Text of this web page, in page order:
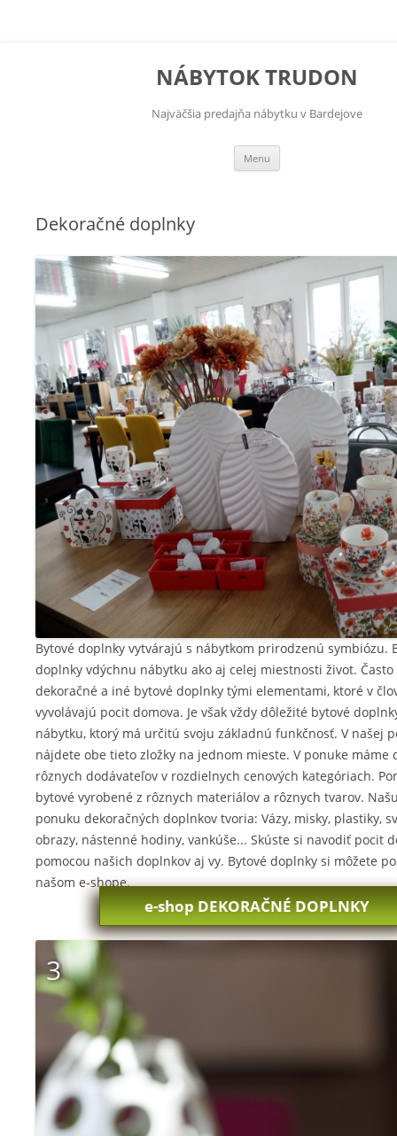
NÁBYTOK TRUDON
Najväčšia predajňa nábytku v Bardejove
Menu
Dekoračné doplnky
Bytové doplnky vytvárajú s nábytkom prirodzenú symbiózu.
doplnky vdýchnu nábytku ako aj celej miestnosti život.
dekoračné a iné bytové doplnky tými elementami, ktoré v
vyvolávajú pocit domova. Je však vždy dôležité bytové
nábytku, ktorý má určitú svoju základnú funkčnosť. V našej
nájdete obe tieto zložky na jednom mieste. V ponuke máme
rôznych dodávateľov v rozdielnych cenových kategóriach.
bytové vyrobené z rôznych materiálov a rôznych tvarov.
ponuku dekoračných doplnkov tvoria: Vázy, misky, plastiky,
obrazy, nástenné hodiny, vankúše... Skúste si navodiť pocit
pomocou našich doplnkov aj vy. Bytové doplnky si môžete
našom e-shope.
e-shop DEKORAČNÉ DOPLNKY
3